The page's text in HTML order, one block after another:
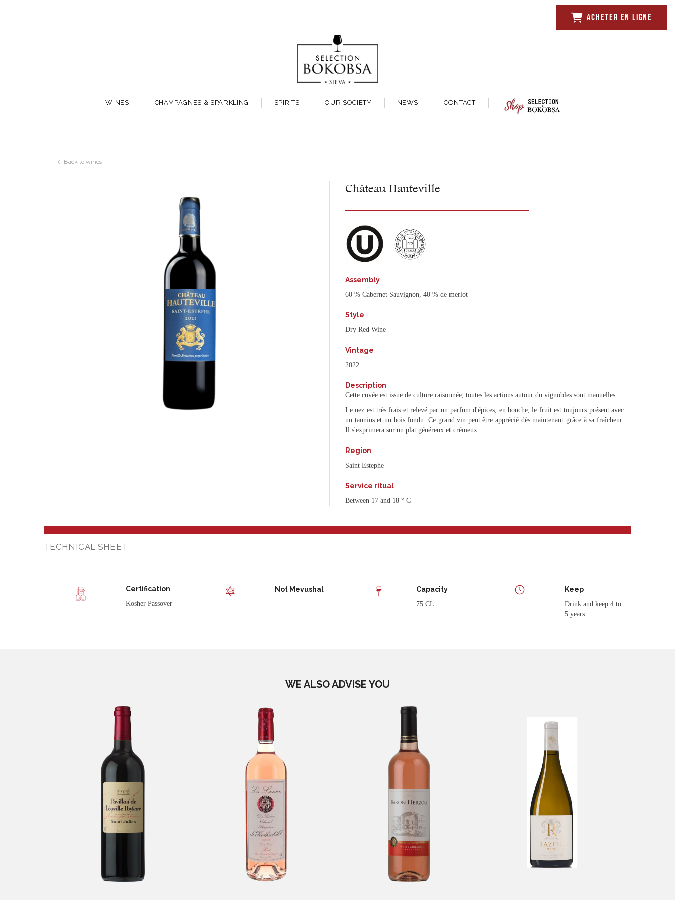
ACHETER EN LIGNE
WINES CHAMPAGNES & SPARKLING SPIRITS OUR SOCIETY NEWS CONTACT
Back to wines
Château Hauteville
Assembly
60 % Cabernet Sauvignon, 40 % de merlot
Style
Dry Red Wine
Vintage
2022
Description
Cette cuvée est issue de culture raisonnée, toutes les actions autour du vignobles sont manuelles.
Le nez est très frais et relevé par un parfum d'épices, en bouche, le fruit est toujours présent avec
un tannins et un bois fondu. Ce grand vin peut être apprécié dès maintenant grâce à sa fraîcheur.
Il s'exprimera sur un plat généreux et crémeux.
Region
Saint Estephe
Service ritual
Between 17 and 18 ° C
TECHNICAL SHEET
Certification
Kosher Passover
Not Mevushal Capacity
75 CL
Keep
Drink and keep 4 to
5 years
WE ALSO ADVISE YOU
Pavillon De Léoville
Poyferré
Saint Julien
Les Lauriers Rosé
Vins de France
Herzog White
Zinfandel
Californie
Razi'el by CASTEL
Blanc